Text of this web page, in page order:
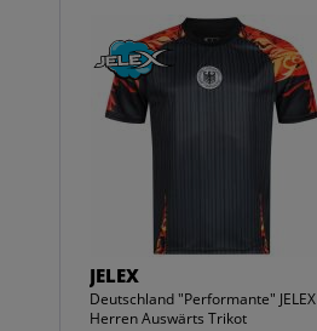
JELEX
Deutschland "Performante" JELEX
Herren Auswärts Trikot